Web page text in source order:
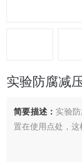
实验防腐减
简要描述： 实验
置在使用点处，这